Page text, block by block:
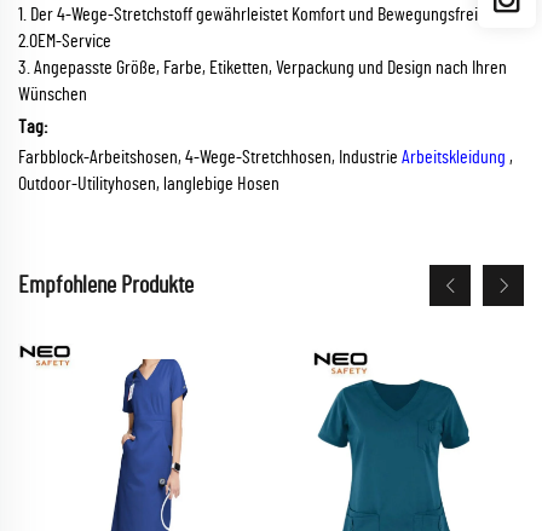
1. Der 4-Wege-Stretchstoff gewährleistet Komfort und Bewegungsfreiheit
2.OEM-Service
3. Angepasste Größe, Farbe, Etiketten, Verpackung und Design nach Ihren
Wünschen
Tag:
Farbblock-Arbeitshosen, 4-Wege-Stretchhosen, Industrie Arbeitskleidung ,
Outdoor-Utilityhosen, langlebige Hosen
Empfohlene Produkte